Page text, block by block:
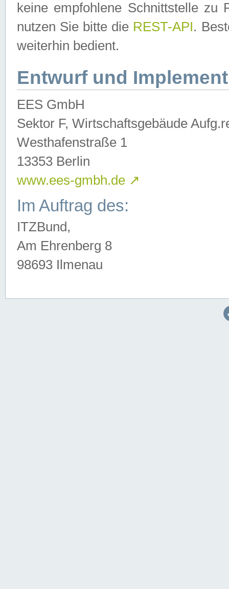
keine empfohlene Schnittstelle zu
nutzen Sie bitte die REST-API.
weiterhin bedient.
Entwurf und
EES GmbH
Sektor F, Wirtschaftsgebäude
Westhafenstraße 1
13353 Berlin
www.ees-gmbh.de ↗
Im Auftrag des:
ITZBund,
Am Ehrenberg 8
98693 Ilmenau